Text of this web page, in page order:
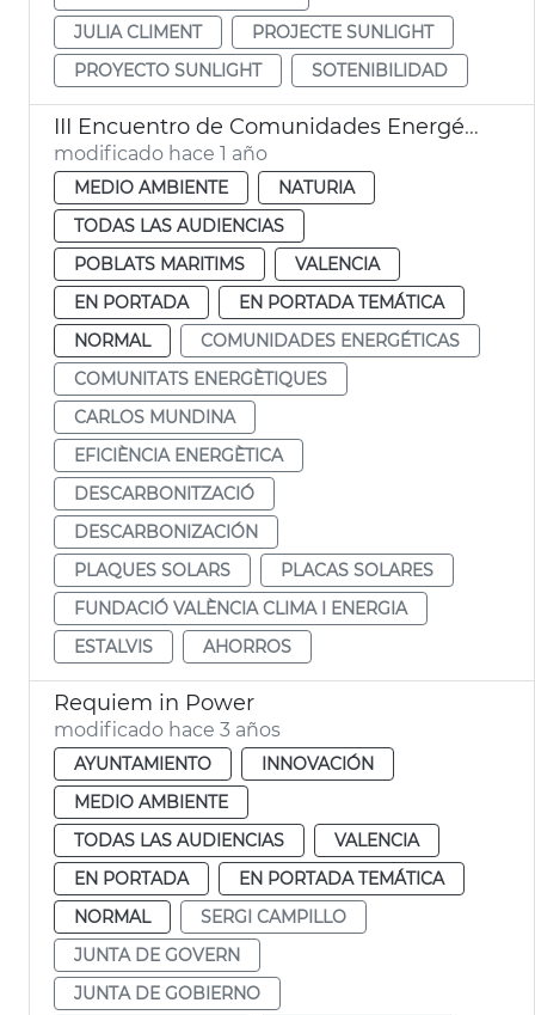
JULIA CLIMENT
PROJECTE SUNLIGHT
PROYECTO SUNLIGHT
SOTENIBILIDAD
III Encuentro de Comunidades Energéticas Locales de València
modificado hace 1 año
MEDIO AMBIENTE
NATURIA
TODAS LAS AUDIENCIAS
POBLATS MARITIMS
VALENCIA
EN PORTADA
EN PORTADA TEMÁTICA
NORMAL
COMUNIDADES ENERGÉTICAS
COMUNITATS ENERGÈTIQUES
CARLOS MUNDINA
EFICIÈNCIA ENERGÈTICA
DESCARBONITZACIÓ
DESCARBONIZACIÓN
PLAQUES SOLARS
PLACAS SOLARES
FUNDACIÓ VALÈNCIA CLIMA I ENERGIA
ESTALVIS
AHORROS
Requiem in Power
modificado hace 3 años
AYUNTAMIENTO
INNOVACIÓN
MEDIO AMBIENTE
TODAS LAS AUDIENCIAS
VALENCIA
EN PORTADA
EN PORTADA TEMÁTICA
NORMAL
SERGI CAMPILLO
JUNTA DE GOVERN
JUNTA DE GOBIERNO